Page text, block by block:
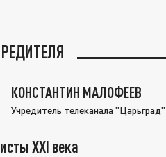
КОНСТАНТИН МАЛОФЕЕВ
Учредитель телеканала "Царьград"
XXI века